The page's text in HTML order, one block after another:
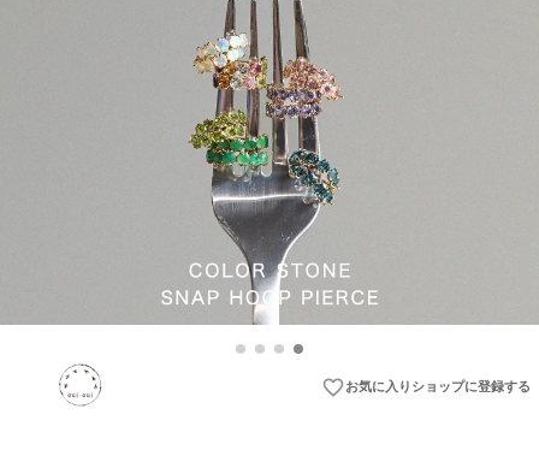
favorite_borderお気に入りショップに登録する